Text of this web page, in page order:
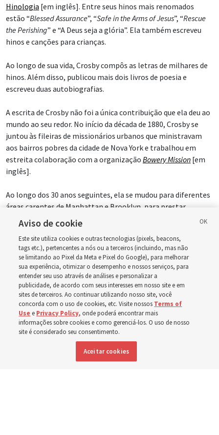
Hinologia [em inglês]. Entre seus hinos mais renomados
estão “Blessed Assurance”, “Safe in the Arms of Jesus”, “Rescue
the Perishing” e “A Deus seja a glória”. Ela também escreveu
hinos e canções para crianças.
Ao longo de sua vida, Crosby compôs as letras de milhares de
hinos. Além disso, publicou mais dois livros de poesia e
escreveu duas autobiografias.
A escrita de Crosby não foi a única contribuição que ela deu ao
mundo ao seu redor. No início da década de 1880, Crosby se
juntou às fileiras de missionários urbanos que ministravam
aos bairros pobres da cidade de Nova York e trabalhou em
estreita colaboração com a organização Bowery Mission [em
inglês].
Ao longo dos 30 anos seguintes, ela se mudou para diferentes
áreas carentes de Manhattan e Brooklyn, para prestar
cuidados e auxílio aos necessitados. Ela era frequentemente
chamada de “Tia Fanny” pelos demais na organização,
conforme relatado na biografia on-line de Crosby da
Mission[em inglês].
Aos 94 anos, Crosby morreu de um derrame cerebral em
Bridgeport, Connecticut, em 12 de fevereiro de 1915. Mais de
100 anos após sua morte, igrejas em todo o mundo incluem
sua música em suas reuniões.
A Deus seja a glória
1. A Deus seja a glória — ao mundo amou!
Aviso de cookie
Este site utiliza cookies e outras tecnologias (pixels, beacons,
tags etc.), pertencentes a nós ou a terceiros (incluindo, mas não
se limitando ao Pixel da Meta e Pixel do Google), para melhorar
sua experiência, otimizar o desempenho e nossos serviços, para
entender seu uso através de análises e personalizar a
publicidade, de acordo com seus interesses em nosso site e em
sites de terceiros. Ao continuar utilizando nosso site, você
concorda com o uso de cookies, etc. Visite nossos Terms of
Use e Privacy Policy, onde poderá encontrar mais
informações sobre cookies e como gerenciá-los. O uso de nosso
site é considerado seu consentimento.
Aceitar cookies